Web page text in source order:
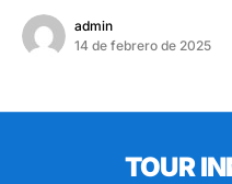
admin
14 de febrero de 2025
TOUR